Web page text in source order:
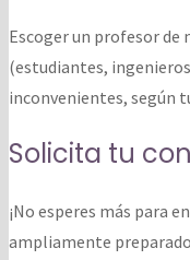
Escoger un profesor
(estudiantes,
inconvenientes, según
Solicita tu
¡No esperes más para
ampliamente